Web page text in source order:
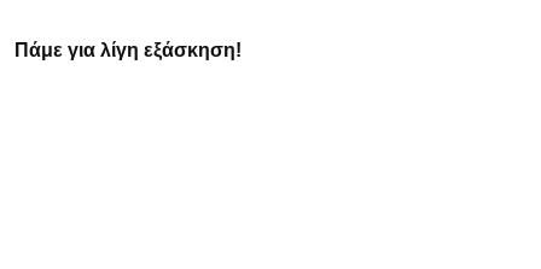
Πάμε για λίγη εξάσκηση!